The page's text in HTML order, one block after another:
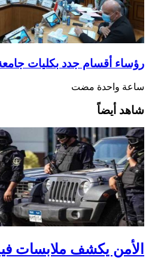
رؤساء أقسام جدد بكليات
‏ساعة واحدة مضت
شاهد أيضاً
الأمن يكشف ملابسات